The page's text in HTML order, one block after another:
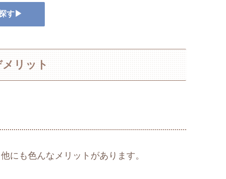
す▶
リット
にも色んなメリットがあります。